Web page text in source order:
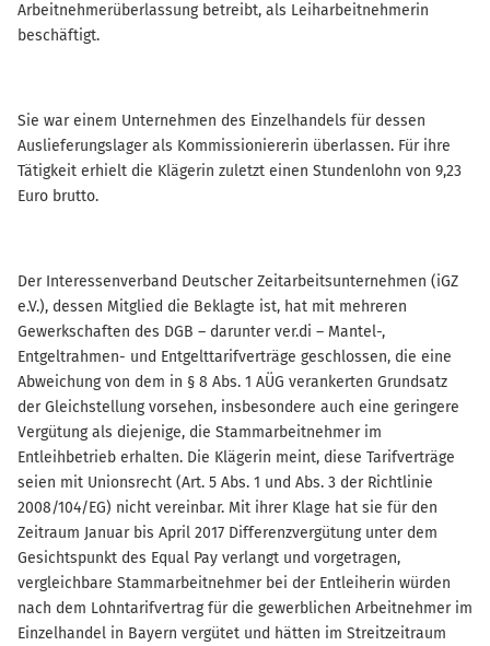
Arbeitnehmerüberlassung betreibt, als Leiharbeitnehmerin
beschäftigt.
Sie war einem Unternehmen des Einzelhandels für dessen
Auslieferungslager als Kommissioniererin überlassen. Für ihre
Tätigkeit erhielt die Klägerin zuletzt einen Stundenlohn von 9,23
Euro brutto.
Der Interessenverband Deutscher Zeitarbeitsunternehmen (iGZ
e.V.), dessen Mitglied die Beklagte ist, hat mit mehreren
Gewerkschaften des DGB – darunter ver.di – Mantel-,
Entgeltrahmen- und Entgelttarifverträge geschlossen, die eine
Abweichung von dem in § 8 Abs. 1 AÜG verankerten Grundsatz
der Gleichstellung vorsehen, insbesondere auch eine geringere
Vergütung als diejenige, die Stammarbeitnehmer im
Entleihbetrieb erhalten. Die Klägerin meint, diese Tarifverträge
seien mit Unionsrecht (Art. 5 Abs. 1 und Abs. 3 der Richtlinie
2008/104/EG) nicht vereinbar. Mit ihrer Klage hat sie für den
Zeitraum Januar bis April 2017 Differenzvergütung unter dem
Gesichtspunkt des Equal Pay verlangt und vorgetragen,
vergleichbare Stammarbeitnehmer bei der Entleiherin würden
nach dem Lohntarifvertrag für die gewerblichen Arbeitnehmer im
Einzelhandel in Bayern vergütet und hätten im Streitzeitraum